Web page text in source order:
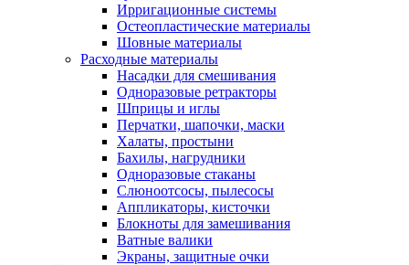
Ирригационные системы
Остеопластические материалы
Шовные материалы
Расходные материалы
Насадки для смешивания
Одноразовые ретракторы
Шприцы и иглы
Перчатки, шапочки, маски
Халаты, простыни
Бахилы, нагрудники
Одноразовые стаканы
Слюноотсосы, пылесосы
Аппликаторы, кисточки
Блокноты для замешивания
Ватные валики
Экраны, защитные очки